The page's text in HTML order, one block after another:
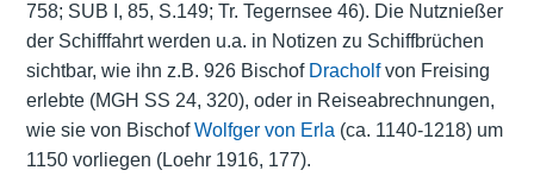
758; SUB I, 85, S.149; Tr. Tegernsee 46). Die Nutznießer
der Schifffahrt werden u.a. in Notizen zu Schiffbrüchen
sichtbar, wie ihn z.B. 926 Bischof Dracholfvon Freising
erlebte (MGH SS 24, 320), oder in Reiseabrechnungen,
wie sie von BischofWolfger von Erla (ca. 1140-1218) um
1150 vorliegen (Loehr 1916, 177).